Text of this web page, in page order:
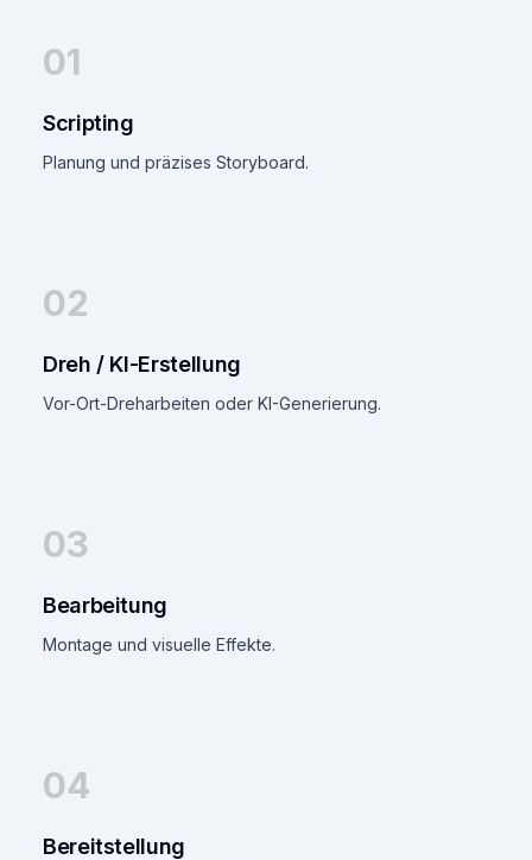
01
Scripting
Planung und präzises Storyboard.
02
Dreh / KI-Erstellung
Vor-Ort-Dreharbeiten oder KI-Generierung.
03
Bearbeitung
Montage und visuelle Effekte.
04
Bereitstellung